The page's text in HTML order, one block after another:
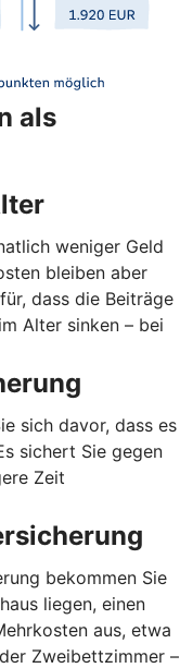
als
weniger Geld
bleiben aber
dass die Beiträge
Alter sinken – bei
sich davor, dass es
sichert Sie gegen
Zeit
bekommen Sie
liegen, einen
aus, etwa
Zweibettzimmer –